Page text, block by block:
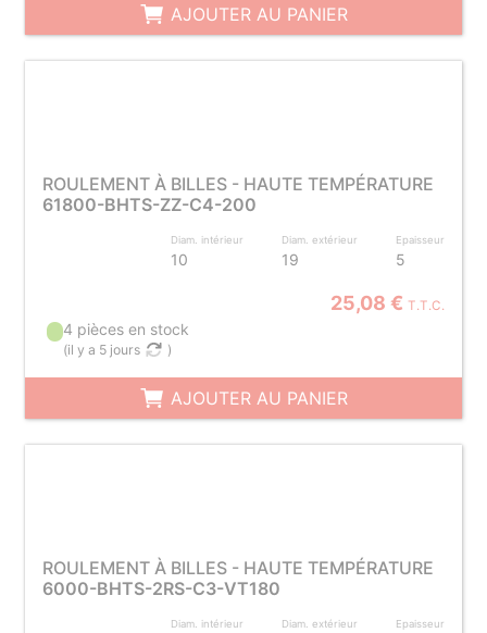
AJOUTER AU PANIER
ROULEMENT À BILLES - HAUTE TEMPÉRATURE
61800-BHTS-ZZ-C4-200
Diam. intérieur
10
Diam. extérieur
19
Epaisseur
5
25,08 € T.T.C.
4 pièces en stock
(il y a 5 jours )
AJOUTER AU PANIER
ROULEMENT À BILLES - HAUTE TEMPÉRATURE
6000-BHTS-2RS-C3-VT180
Diam. intérieur Diam. extérieur Epaisseur